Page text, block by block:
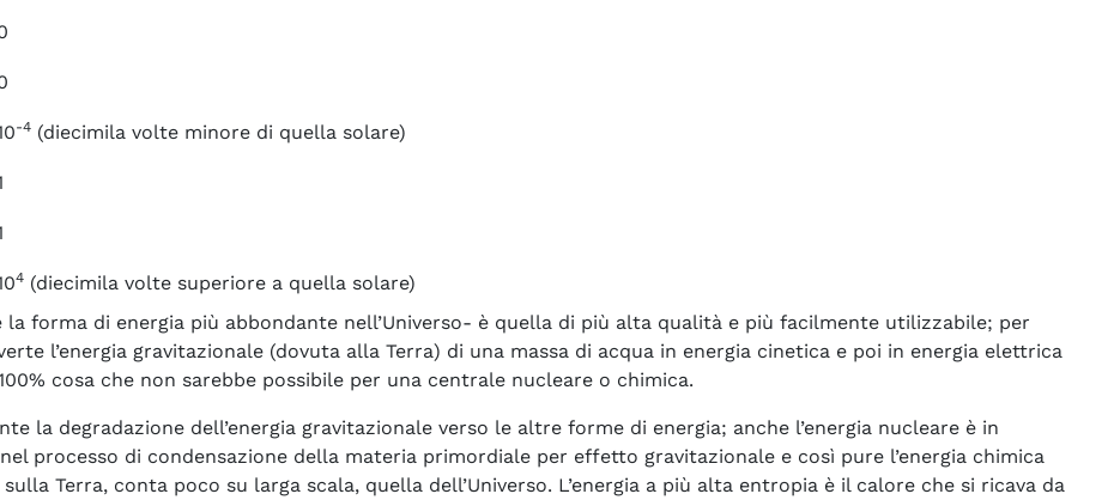
-4 (diecimila volte minore di quella solare)
4 (diecimila volte superiore a quella solare)
la forma di energia più abbondante nell’Universo- è quella di più alta qualità e più facilmente utilizzabile; per
l’energia gravitazionale (dovuta alla Terra) di una massa di acqua in energia cinetica e poi in energia elettrica
cosa che non sarebbe possibile per una centrale nucleare o chimica.
la degradazione dell’energia gravitazionale verso le altre forme di energia; anche l’energia nucleare è in
processo di condensazione della materia primordiale per effetto gravitazionale e così pure l’energia chimica
Terra, conta poco su larga scala, quella dell’Universo. L’energia a più alta entropia è il calore che si ricava da